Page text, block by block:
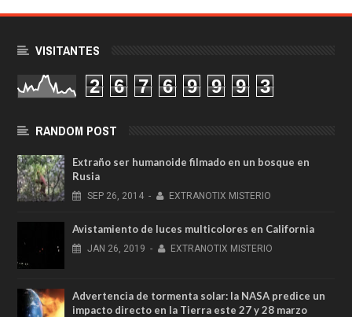
VISITANTES
2 6 7 6 9 9 9 3
RANDOM POST
Extraño ser humanoide filmado en un bosque en
Rusia
SEP 26, 2014 - EXTRANOTIX MISTERIO
Avistamiento de luces multicolores en California
JAN 26, 2019 - EXTRANOTIX MISTERIO
Advertencia de tormenta solar: la NASA predice un
impacto directo en la Tierra este 27 y 28 marzo